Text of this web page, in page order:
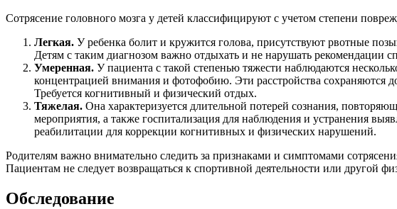
Сотрясение головного мозга у детей классифицируют с учетом степени
Легкая. У ребенка болит и кружится голова, присутствуют рвотные
Детям с таким диагнозом важно отдыхать и не нарушать рекомендации
Умеренная. У пациента с такой степенью тяжести наблюдаются
концентрацией внимания и фотофобию. Эти расстройства сохраняются
Требуется когнитивный и физический отдых.
Тяжелая. Она характеризуется длительной потерей сознания,
мероприятия, а также госпитализация для наблюдения и устранения
реабилитации для коррекции когнитивных и физических нарушений.
Родителям важно внимательно следить за признаками и симптомами
Пациентам не следует возвращаться к спортивной деятельности или другой
Обследование